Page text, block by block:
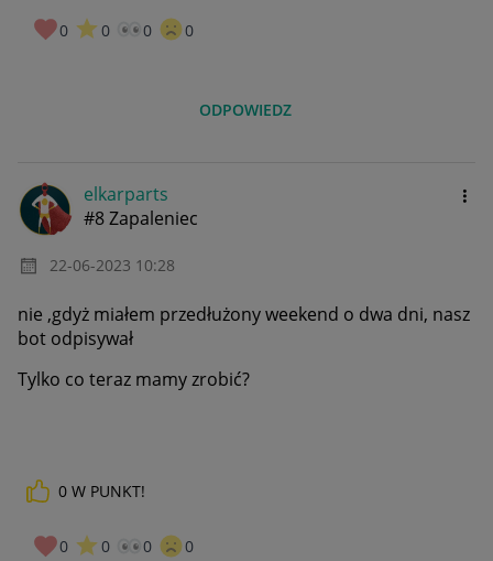
0 0 0 0
ODPOWIEDZ
elkarparts
#8 Zapaleniec
‎22-06-2023 10:28
nie ,gdyż miałem przedłużony weekend o dwa dni, nasz
bot odpisywał
Tylko co teraz mamy zrobić?
0 W PUNKT!
0 0 0 0